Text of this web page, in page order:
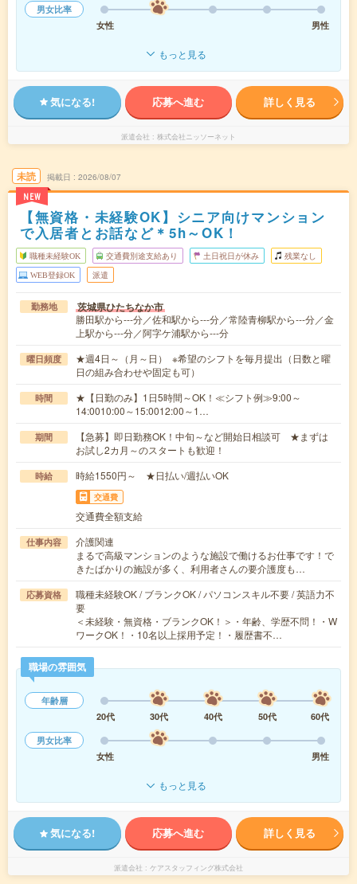
男女比率
女性
男性
もっと見る
気になる! 応募へ進む 詳しく見る
派遣会社 株式会社ニッソーネット
未読
NEW
掲載日 2026/08/07
【無資格・未経験OK】シニア向けマンション
で入居者とお話など＊5h～OK！
職種未経験OK 交通費別途支給あり 土日祝日が休み 残業なし
WEB登録OK 派遣
勤務地 茨城県ひたちなか市
勝田駅から---分／佐和駅から---分／常陸青柳駅から---分／金
上駅から---分／阿字ケ浦駅から---分
曜日頻度
★週4日～（月～日） ※希望のシフトを毎月提出（日数と曜
日の組み合わせや固定も可）
時間
★【日勤のみ】1日5時間～OK！≪シフト例≫9:00～
14:0010:00～15:0012:00～1…
期間
【急募】即日勤務OK！中旬～など開始日相談可 ★まずは
お試し2カ月～のスタートも歓迎！
時給 時給1550円～ ★日払い/週払いOK
交通費
交通費全額支給
仕事内容
介護関連
まるで高級マンションのような施設で働けるお仕事です！で
きたばかりの施設が多く、利用者さんの要介護度も…
応募資格
職種未経験OK / ブランクOK / パソコンスキル不要 / 英語力不
要
＜未経験・無資格・ブランクOK！＞・年齢、学歴不問！・W
ワークOK！・10名以上採用予定！・履歴書不…
職場の雰囲気
年齢層
20代
30代 40代 50代
60代
男女比率
女性
男性
もっと見る
気になる! 応募へ進む 詳しく見る
派遣会社 ケアスタッフィング株式会社